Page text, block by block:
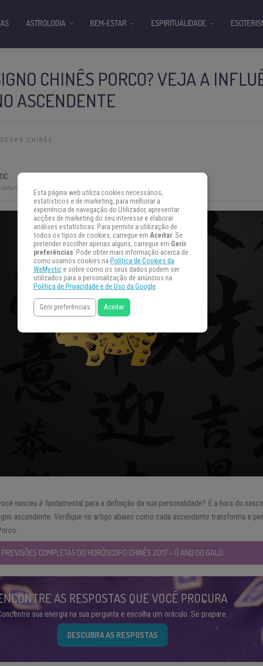
CHINÊS PORCO? VEJA A
ASCENDENTE
CHINÊS
nasceu é fundamental para a definição da sua personalidade? É a hora do
ascendente. Verifique no artigo abaixo como cada ascendente transforma a
PREVISÕES COMPLETAS DO HORÓSCOPO CHINÊS 2017 – O ANO DO GALO
AS RESPOSTAS QUE VOCÊ PROCURA
sua energia na sua pergunta e escolha um oráculo. Se prepare.
DESCUBRA AS RESPOSTAS
ASTROLOGIA BEM-ESTAR ESPIRITUALIDADE
Esta página web utiliza cookies necessários,
estatísticos e de marketing, para melhorar a
experiência de navegação do Utilizador, apresentar
acções de marketing do seu interesse e elaborar
análises estatísticas. Para permitir a utilização de
todos os tipos de cookies, carregue em Aceitar. Se
pretender escolher apenas alguns, carregue em Gerir
preferências. Pode obter mais informação acerca de
como usamos cookies na Política de Cookies da
WeMystice sobre como os seus dados podem ser
utilizados para a personalização de anúncios na
Política de Privacidade e de Uso da Google.
Gerir preferências Aceitar